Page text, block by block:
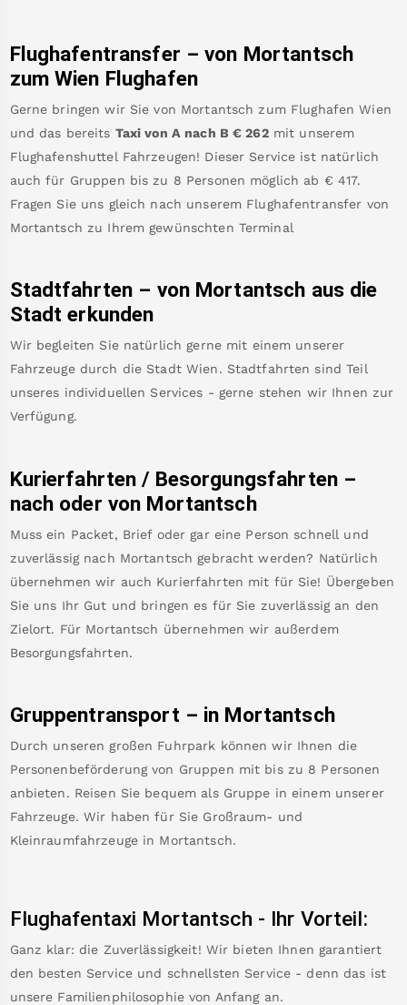
Flughafentransfer – von Mortantsch
zum Wien Flughafen
Gerne bringen wir Sie von Mortantsch zum Flughafen Wien
und das bereits Taxi von A nach B €262 mit unserem
Flughafenshuttel Fahrzeugen! Dieser Service ist natürlich
auch für Gruppen bis zu 8 Personen möglich ab € 417.
Fragen Sie uns gleich nach unserem Flughafentransfer von
Mortantsch zu Ihrem gewünschten Terminal
Stadtfahrten – von Mortantsch aus die
Stadt erkunden
Wir begleiten Sie natürlich gerne mit einem unserer
Fahrzeuge durch die Stadt Wien. Stadtfahrten sind Teil
unseres individuellen Services - gerne stehen wir Ihnen zur
Verfügung.
Kurierfahrten / Besorgungsfahrten –
nach oder von Mortantsch
Muss ein Packet, Brief oder gar eine Person schnell und
zuverlässig nach Mortantsch gebracht werden? Natürlich
übernehmen wir auch Kurierfahrten mit für Sie! Übergeben
Sie uns Ihr Gut und bringen es für Sie zuverlässig an den
Zielort. Für Mortantsch übernehmen wir außerdem
Besorgungsfahrten.
Gruppentransport – in Mortantsch
Durch unseren großen Fuhrpark können wir Ihnen die
Personenbeförderung von Gruppen mit bis zu 8 Personen
anbieten. Reisen Sie bequem als Gruppe in einem unserer
Fahrzeuge. Wir haben für Sie Großraum- und
Kleinraumfahrzeuge in Mortantsch.
Flughafentaxi Mortantsch - Ihr Vorteil:
Ganz klar: die Zuverlässigkeit! Wir bieten Ihnen garantiert
den besten Service und schnellsten Service - denn das ist
unsere Familienphilosophie von Anfang an.